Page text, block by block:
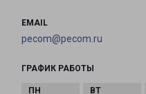
EMAIL
pecom@pecom.ru
ГРАФИК РАБОТЫ